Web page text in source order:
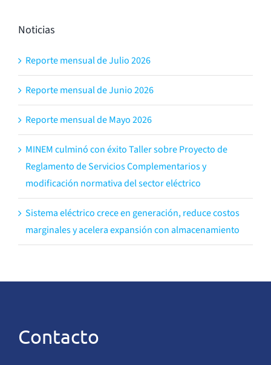
Noticias
Reporte mensual de Julio 2026
Reporte mensual de Junio 2026
Reporte mensual de Mayo 2026
MINEM culminó con éxito Taller sobre Proyecto de
Reglamento de Servicios Complementarios y
modificación normativa del sector eléctrico
Sistema eléctrico crece en generación, reduce costos
marginales y acelera expansión con almacenamiento
Contacto